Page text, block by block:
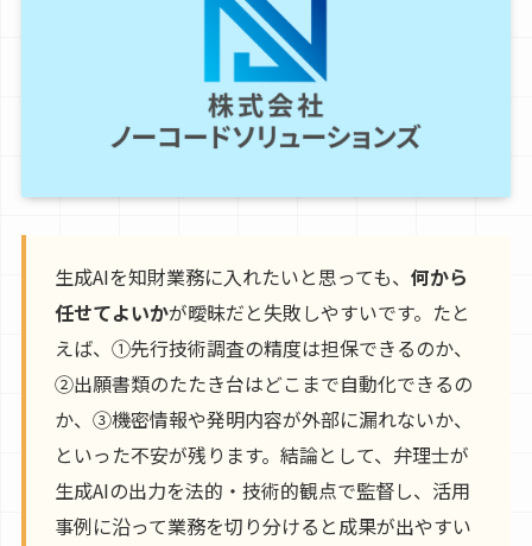
生成AIを知財業務に入れたいと思っても、 何から
任せてよいかが曖昧だと失敗しやすいです。たと
えば、①先行技術調査の精度は担保できるのか、
②出願書類のたたき台はどこまで自動化できるの
か、③機密情報や発明内容が外部に漏れないか、
といった不安が残ります。結論として、弁理士が
生成AIの出力を法的・技術的観点で監督し、活用
事例に沿って業務を切り分けると成果が出やすい